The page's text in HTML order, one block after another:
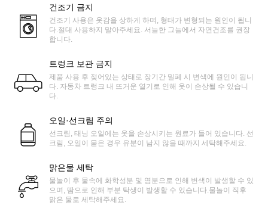
건조기 금지
건조기 사용은 옷감을 상하게 하며, 형태가 변형되는 원인이 됩니
다.절대 사용하지 말아주세요. 서늘한 그늘에서 자연건조를 권장
합니다.
트렁크 보관 금지
제품 사용 후 젖어있는 상태로 장기간 밀폐 시 변색에 원인이 됩니
다. 자동차 트렁크 내 뜨거운 열기로 인해 옷이 손상될 수 있습니
다.
오일·선크림 주의
선크림, 태닝 오일에는 옷을 손상시키는 원료가 들어 있습니다. 선
크림, 오일이 묻은 경우 유분이 남지 않을 때까지 세탁해주세요.
맑은물 세탁
물놀이 후 물속에 화학성분 및 염분으로 인해 변색이 발생할 수 있
으며, 땀으로 인해 부분 탁생이 발생할 수 있습니다.물놀이 직후
맑은 물로 세탁해주세요.